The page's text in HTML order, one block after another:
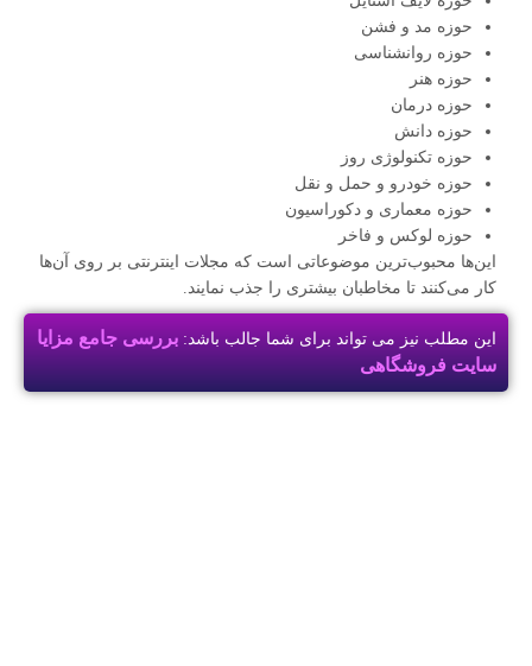
حوزه مد و فشن
حوزه روانشناسی
حوزه هنر
حوزه درمان
حوزه دانش
حوزه تکنولوژی روز
حوزه خودرو و حمل و نقل
حوزه معماری و دکوراسیون
حوزه لوکس و فاخر
این‌ها محبوب‌ترین موضوعاتی است که مجلات اینترنتی بر روی آن‌ها
کار می‌کنند تا مخاطبان بیشتری را جذب نمایند.
این مطلب نیز می تواند برای شما جالب باشد: بررسی جامع مزایا
سایت فروشگاهی